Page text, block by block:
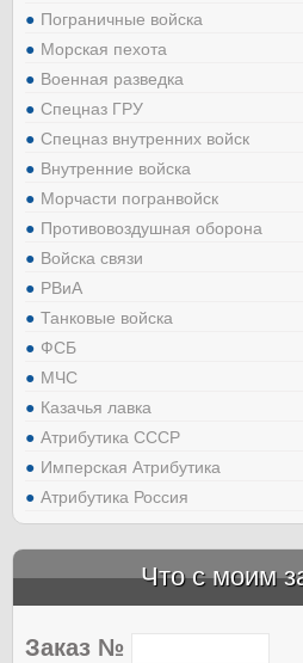
Пограничные войска
Морская пехота
Военная разведка
Спецназ ГРУ
Спецназ внутренних войск
Внутренние войска
Морчасти погранвойск
Противовоздушная оборона
Войска связи
РВиА
Танковые войска
ФСБ
МЧС
Казачья лавка
Атрибутика СССР
Имперская Атрибутика
Атрибутика Россия
Что с моим
Заказ №